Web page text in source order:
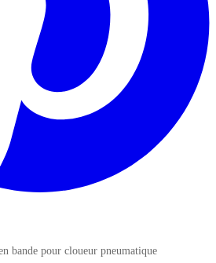
bande pour cloueur pneumatique